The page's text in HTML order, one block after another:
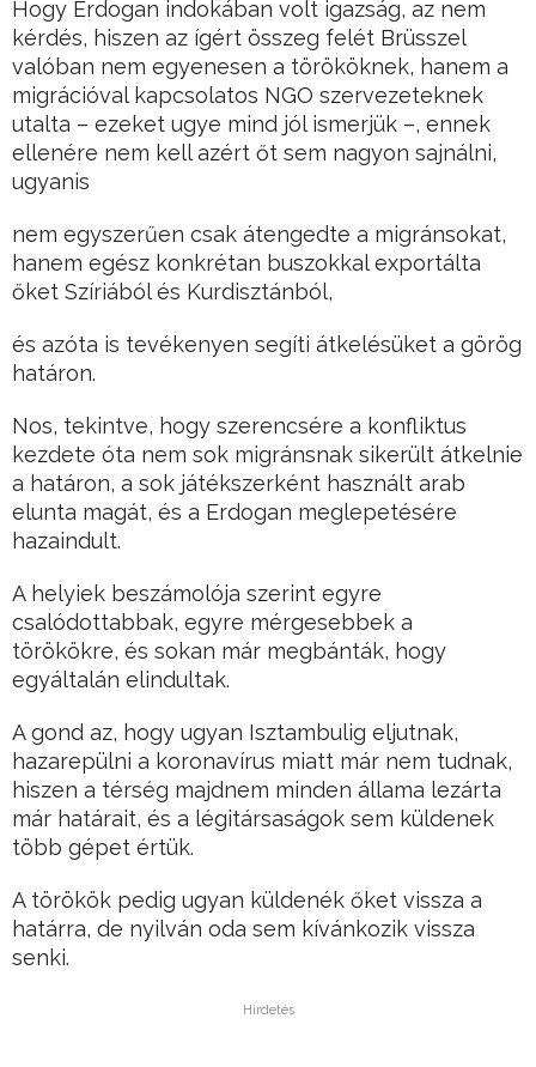
Hogy Erdogan indokában volt igazság, az nem
kérdés, hiszen az ígért összeg felét Brüsszel
valóban nem egyenesen a törököknek, hanem a
migrációval kapcsolatos NGO szervezeteknek
utalta – ezeket ugye mind jól ismerjük –, ennek
ellenére nem kell azért őt sem nagyon sajnálni,
ugyanis
nem egyszerűen csak átengedte a migránsokat,
hanem egész konkrétan buszokkal exportálta
őket Szíriából és Kurdisztánból,
és azóta is tevékenyen segíti átkelésüket a görög
határon.
Nos, tekintve, hogy szerencsére a konfliktus
kezdete óta nem sok migránsnak sikerült átkelnie
a határon, a sok játékszerként használt arab
elunta magát, és a Erdogan meglepetésére
hazaindult.
A helyiek beszámolója szerint egyre
csalódottabbak, egyre mérgesebbek a
törökökre, és sokan már megbánták, hogy
egyáltalán elindultak.
A gond az, hogy ugyan Isztambulig eljutnak,
hazarepülni a koronavírus miatt már nem tudnak,
hiszen a térség majdnem minden állama lezárta
már határait, és a légitársaságok sem küldenek
több gépet értük.
A törökök pedig ugyan küldenék őket vissza a
határra, de nyilván oda sem kívánkozik vissza
senki.
Hirdetés